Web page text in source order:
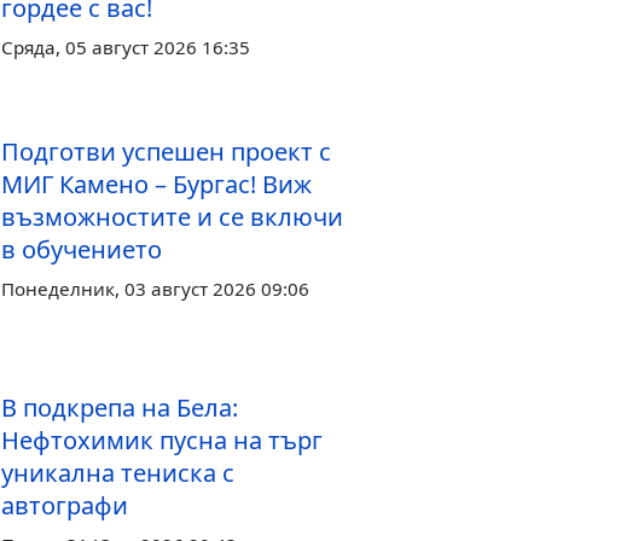
гордее с вас!
Сряда, 05 август 2026 16:35
Подготви успешен проект с
МИГ Камено – Бургас! Виж
възможностите и се включи
в обучението
Понеделник, 03 август 2026 09:06
В подкрепа на Бела:
Нефтохимик пусна на търг
уникална тениска с
автографи